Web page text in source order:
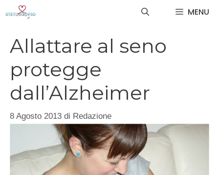
MENU
Allattare al seno
protegge
dall’Alzheimer
8 Agosto 2013 di Redazione